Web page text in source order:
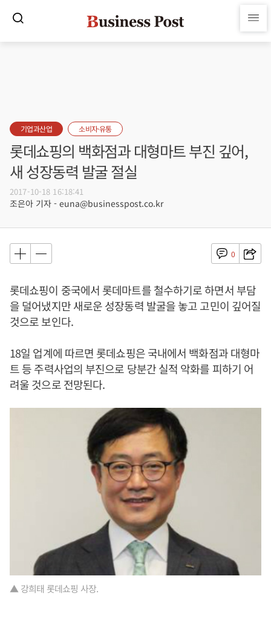
기업과산업 소비자·유통
롯데쇼핑의 백화점과 대형마트 부진 깊어,
새 성장동력 발굴 절실
2017-10-18 16:18:41
조은아 기자 - euna@businesspost.co.kr
0
롯데쇼핑이 중국에서 롯데마트를 철수하기로 하면서 부담
을 덜어냈지만 새로운 성장동력 발굴을 놓고 고민이 깊어질
것으로 보인다.
18일 업계에 따르면 롯데쇼핑은 국내에서 백화점과 대형마
트 등 주력사업의 부진으로 당분간 실적 악화를 피하기 어
려울 것으로 전망된다.
▲ 강희태 롯데쇼핑 사장.